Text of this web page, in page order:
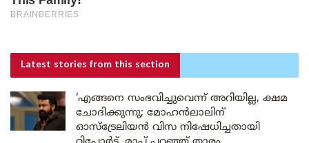
Latest stories from this section
‘എങ്ങനെ സംഭവിച്ചുവെന്ന് അറിയില്ല, ക്ഷമ
ചോദിക്കുന്നു; മോഹൻലാലിന്
ഓസ്ട്രേലിയൻ വിസ നിഷേധിച്ചതായി